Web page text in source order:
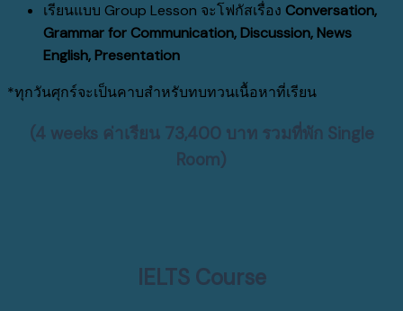
เรียนแบบ Group Lesson จะโฟกัสเรื่อง Conversation,
Grammar for Communication, Discussion, News
English, Presentation
*ทุกวันศุกร์จะเป็นคาบสำหรับทบทวนเนื้อหาที่เรียน
(4 weeks ค่าเรียน 73,400 บาท รวมที่พัก Single
Room)
IELTS Course